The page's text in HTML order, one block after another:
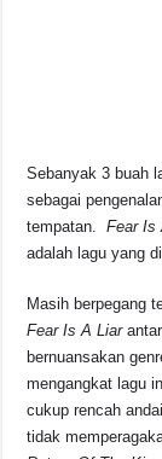
Sebanyak 3 buah
sebagai
tempatan.Fear Is
adalah lagu yang
Masih berpegang
Fear Is A Liar
bernuansakan
mengangkat lagu
cukup rencah
tidak